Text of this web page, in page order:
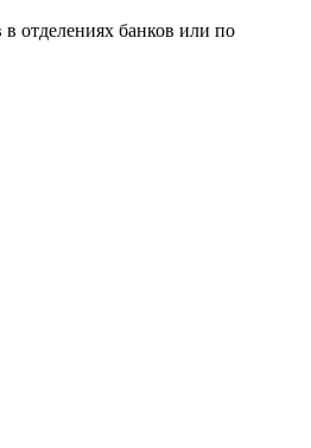
отделениях банков или по